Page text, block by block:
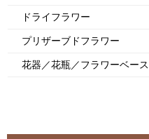
ョ
ン
ドライフラワー
プリザーブドフラワー
花器／花瓶／フラワーベース